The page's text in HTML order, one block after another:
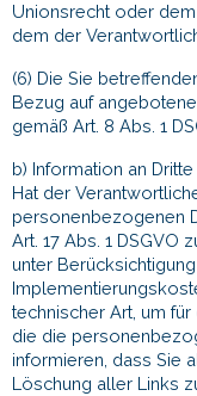
Unionsrecht oder
dem der
(6) Die Sie
Bezug auf
gemäß Art. 8 Abs. 1
b) Information an Dritte
Hat der
personenbezogenen
Art. 17 Abs. 1 DSGVO
unter
technischer Art, um
die die
informieren, dass Sie
Löschung aller Links